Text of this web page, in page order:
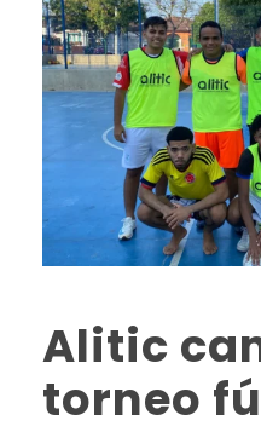
Alitic
torneo